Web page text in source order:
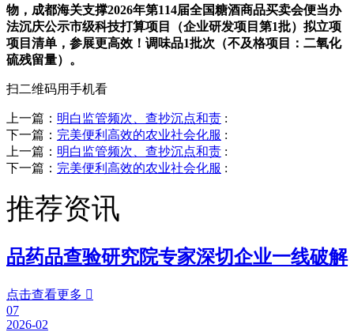
物，成都海关支撑2026年第114届全国糖酒商品买卖会便当办
法沉庆公示市级科技打算项目（企业研发项目第1批）拟立项
项目清单，参展更高效！调味品1批次（不及格项目：二氧化
硫残留量）。
扫二维码用手机看
上一篇： 明白监管频次、查抄沉点和责 :
下一篇： 完美便利高效的农业社会化服 :
上一篇： 明白监管频次、查抄沉点和责 :
下一篇： 完美便利高效的农业社会化服 :
推荐资讯
品药品查验研究院专家深切企业一线破解
点击查看更多 
07
2026-02